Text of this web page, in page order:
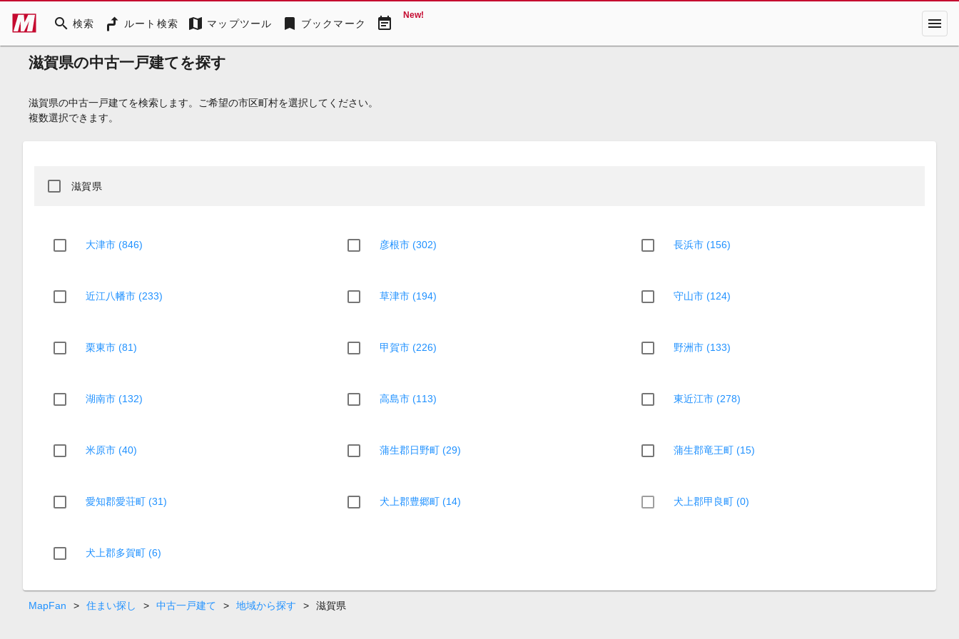
search 検索 ルート検索 map マップツール bookmark ブックマーク event_note New! menu
滋賀県の中古一戸建てを探す
滋賀県の中古一戸建てを検索します。ご希望の市区町村を選択してください。
複数選択できます。
滋賀県
大津市 (846) 彦根市 (302) 長浜市 (156)
近江八幡市 (233) 草津市 (194) 守山市 (124)
栗東市 (81) 甲賀市 (226) 野洲市 (133)
湖南市 (132) 高島市 (113) 東近江市 (278)
米原市 (40) 蒲生郡日野町 (29) 蒲生郡竜王町 (15)
愛知郡愛荘町 (31) 犬上郡豊郷町 (14) 犬上郡甲良町 (0)
犬上郡多賀町 (6)
MapFan > 住まい探し > 中古一戸建て > 地域から探す > 滋賀県